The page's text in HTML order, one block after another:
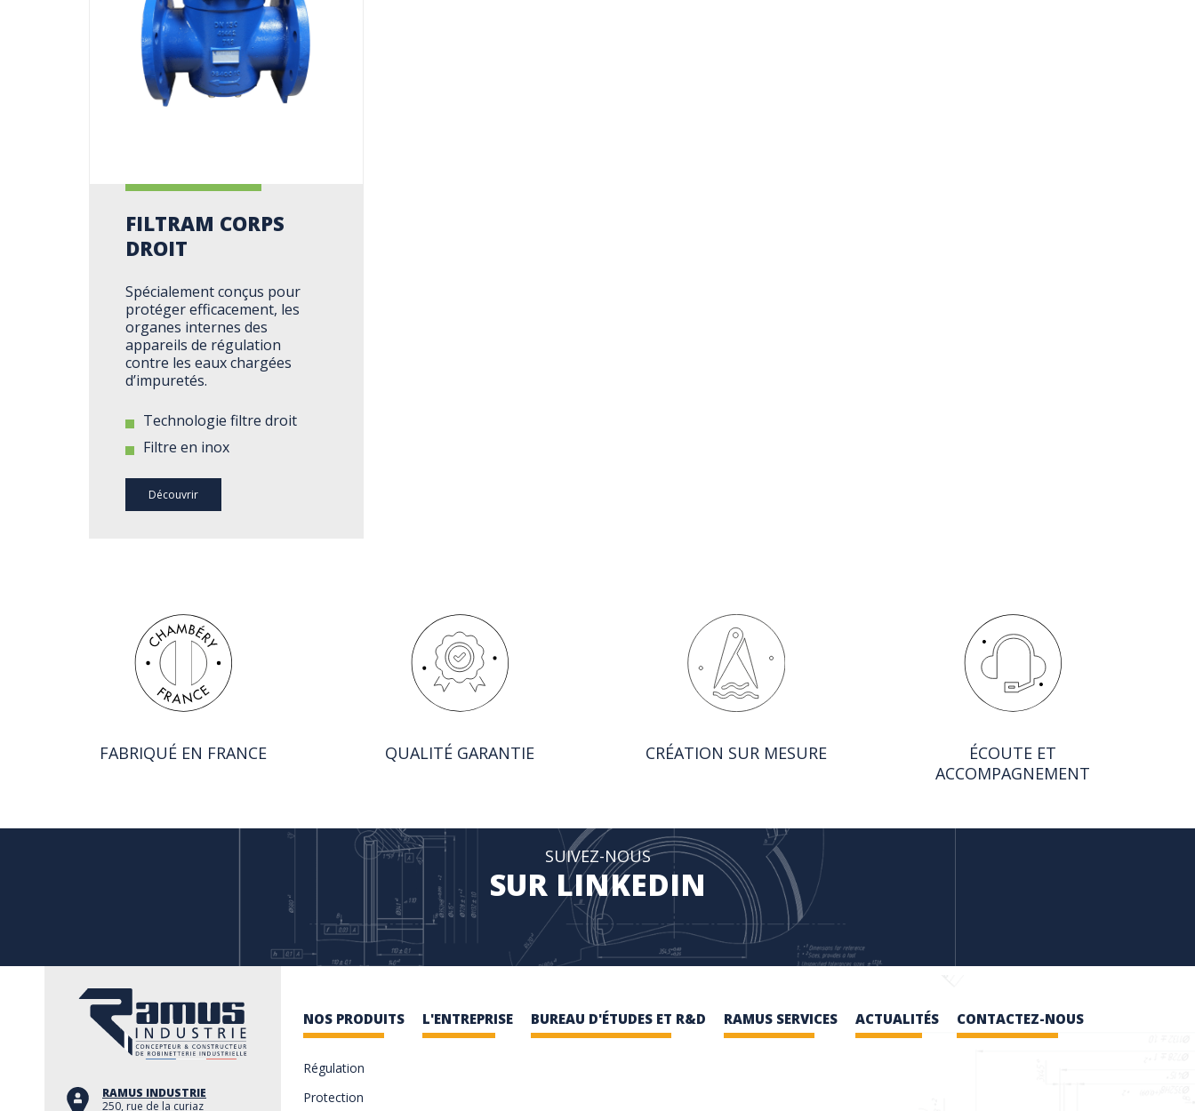
FILTRAM CORPS
DROIT
Spécialement conçus pour
protéger efficacement, les
organes internes des
appareils de régulation
contre les eaux chargées
d’impuretés.
Technologie filtre droit
Filtre en inox
Découvrir
FABRIQUÉ EN FRANCE QUALITÉ GARANTIE CRÉATION SUR MESURE
ÉCOUTE ET
ACCOMPAGNEMENT
SUIVEZ-NOUS
SUR LINKEDIN
RAMUS INDUSTRIE
250, rue de la curiaz
NOS PRODUITS
Régulation
Protection
L'ENTREPRISE BUREAU D'ÉTUDES ET R&D RAMUS SERVICES ACTUALITÉS CONTACTEZ-NOUS